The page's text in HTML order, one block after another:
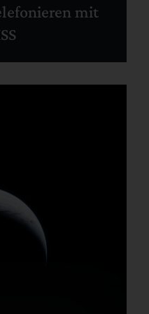
mit